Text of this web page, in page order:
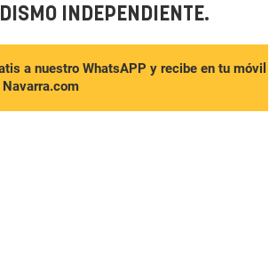
INDEPENDIENTE.
a nuestro WhatsAPP y recibe en tu móvil